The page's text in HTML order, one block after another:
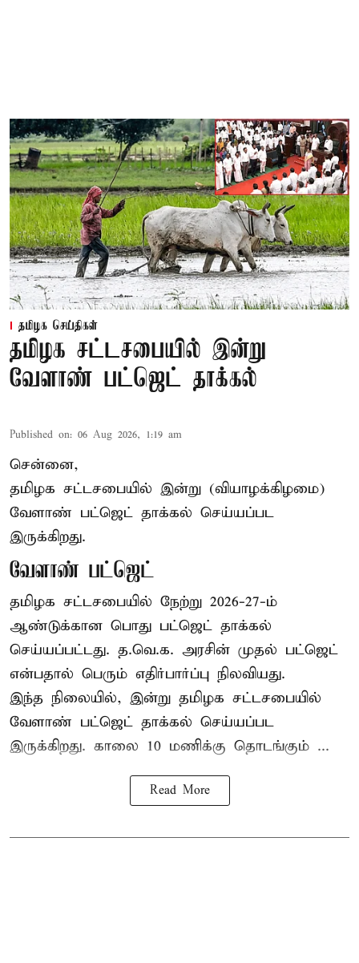
தமிழக செய்திகள்
தமிழக சட்டசபையில் இன்று
வேளாண் பட்ஜெட் தாக்கல்
Published on: 06 Aug 2026, 1:19 am
சென்னை,
தமிழக சட்டசபையில் இன்று (வியாழக்கிழமை)
வேளாண் பட்ஜெட் தாக்கல் செய்யப்பட
இருக்கிறது.
வேளாண் பட்ஜெட்
தமிழக சட்டசபையில் நேற்று 2026-27-ம்
ஆண்டுக்கான பொது பட்ஜெட் தாக்கல்
செய்யப்பட்டது. த.வெ.க. அரசின் முதல் பட்ஜெட்
என்பதால் பெரும் எதிர்பார்ப்பு நிலவியது.
இந்த நிலையில், இன்று தமிழக சட்டசபையில்
வேளாண் பட்ஜெட் தாக்கல் செய்யப்பட
இருக்கிறது. காலை 10 மணிக்கு தொடங்கும் ...
Read More